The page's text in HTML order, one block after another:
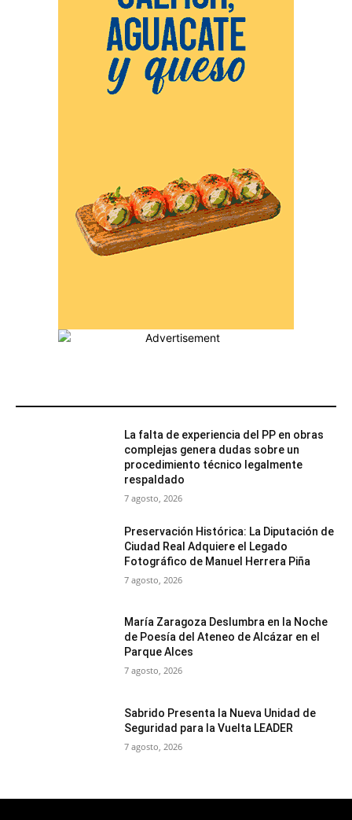
La falta de experiencia del PP en obras
complejas genera dudas sobre un
procedimiento técnico legalmente
respaldado
7 agosto, 2026
Preservación Histórica: La Diputación de
Ciudad Real Adquiere el Legado
Fotográfico de Manuel Herrera Piña
7 agosto, 2026
María Zaragoza Deslumbra en la Noche
de Poesía del Ateneo de Alcázar en el
Parque Alces
7 agosto, 2026
Sabrido Presenta la Nueva Unidad de
Seguridad para la Vuelta LEADER
7 agosto, 2026